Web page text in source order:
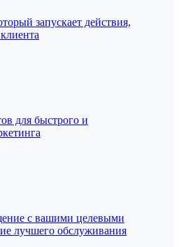
запускает действия,
для быстрого и
с вашими целевыми
лучшего обслуживания